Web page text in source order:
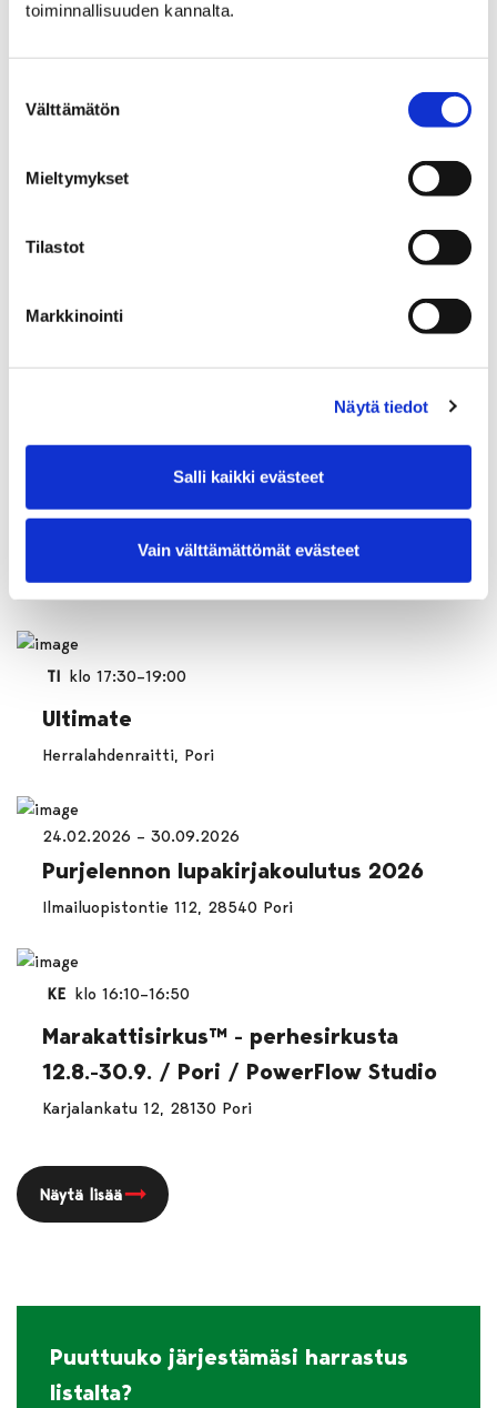
toiminnallisuuden kannalta.
valinta
Välttämätön
Mieltymykset
Tilastot
Markkinointi
Näytä tiedot
Salli kaikki evästeet
Vain välttämättömät evästeet
Tankotanssin alkeiskurssi 12.8.-23.9. /
Pori / PowerFlow Studio
PE LA SU
Annankatu 6, 28100 Pori
TI klo 10:00–12:00
Boccia, Pihlavan urheilukenttä
Lankkutie 1, 28800 Pori
TI klo 17:30–19:00
Ultimate
Herralahdenraitti, Pori
24.02.2026 – 30.09.2026
Purjelennon lupakirjakoulutus 2026
Ilmailuopistontie 112, 28540 Pori
KE klo 16:10–16:50
Marakattisirkus™ - perhesirkusta
12.8.-30.9. / Pori / PowerFlow Studio
Karjalankatu 12, 28130 Pori
Näytä lisää
Puuttuuko järjestämäsi harrastus
listalta?